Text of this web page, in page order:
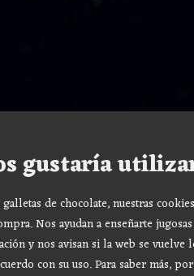
gustaría
de chocolate, nuestras
Nos ayudan a enseñarte
y nos avisan si la web se vuelve
con su uso.Para saber más,